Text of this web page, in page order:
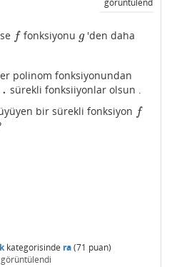
görüntülendi
f
f fonksiyonu g
g'den daha
polinom fonksiyonundan
. sürekli fonksiiyonlar olsun .
bir sürekli fonksiyon f
f
kategorisinde ra(71 puan)